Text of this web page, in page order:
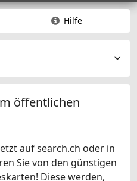
Hilfe
öffentlichen
auf search.ch oder in
Sie von den günstigen
Diese werden,